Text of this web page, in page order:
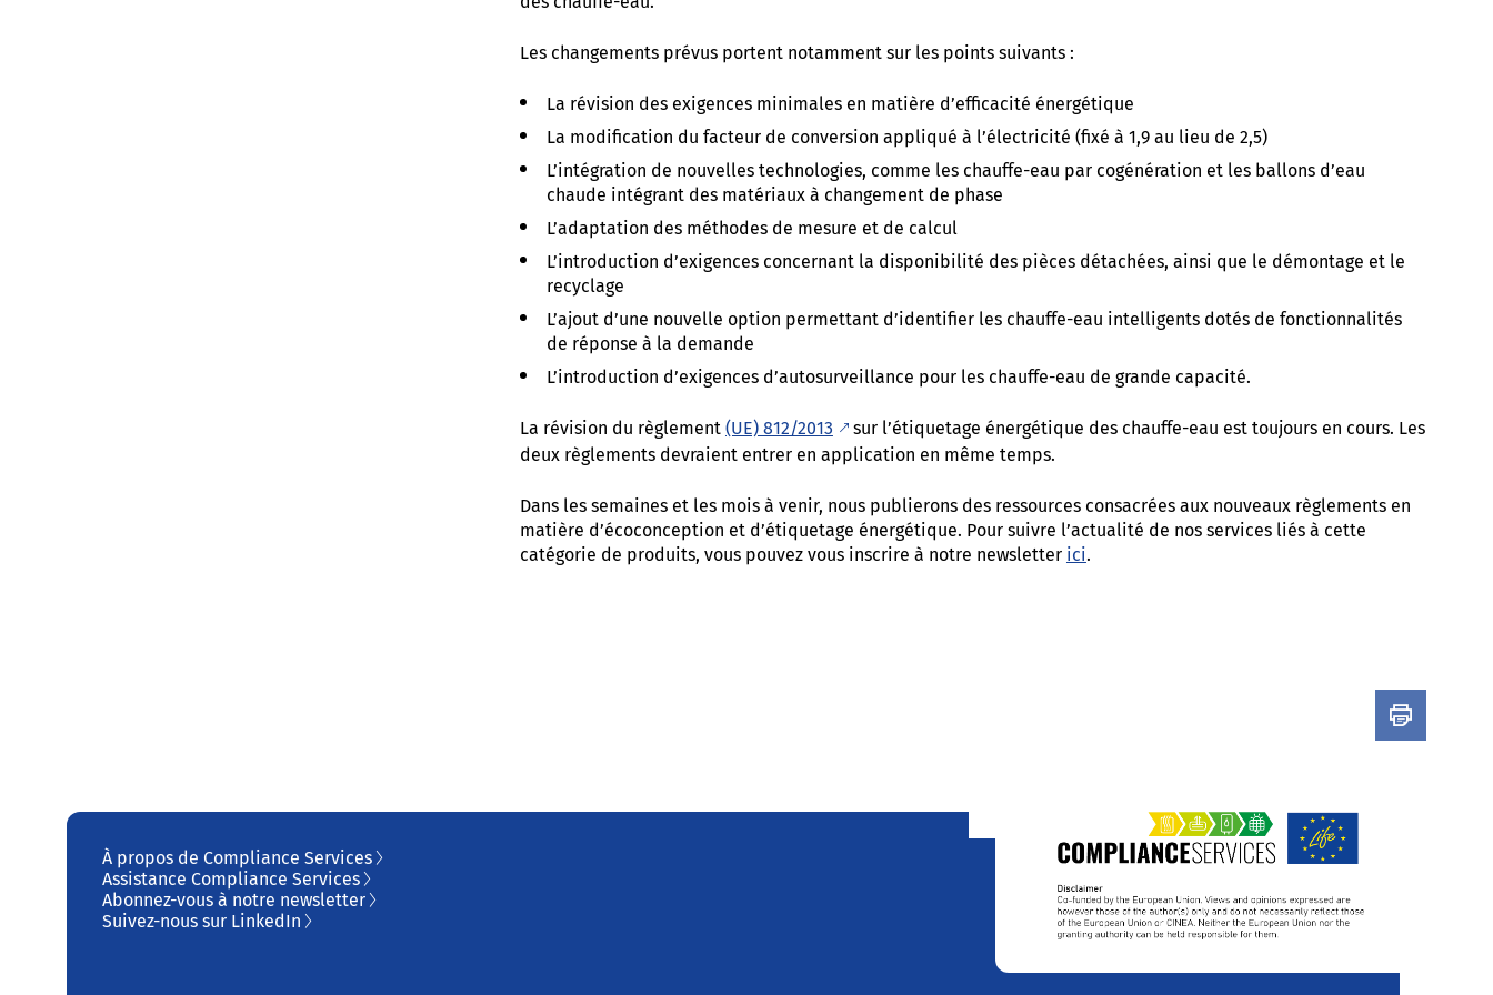
Les changements prévus portent notamment sur les points suivants :
La révision des exigences minimales en matière d’efficacité énergétique
La modification du facteur de conversion appliqué à l’électricité (fixé à 1,9 au lieu de 2,5)
L’intégration de nouvelles technologies, comme les chauffe-eau par cogénération et les ballons d’eau
chaude intégrant des matériaux à changement de phase
L’adaptation des méthodes de mesure et de calcul
L’introduction d’exigences concernant la disponibilité des pièces détachées, ainsi que le démontage et le
recyclage
L’ajout d’une nouvelle option permettant d’identifier les chauffe-eau intelligents dotés de fonctionnalités
de réponse à la demande
L’introduction d’exigences d’autosurveillance pour les chauffe-eau de grande capacité.
La révision du règlement (UE) 812/2013
sur l’étiquetage énergétique des chauffe-eau est toujours en cours. Les
deux règlements devraient entrer en application en même temps.
Dans les semaines et les mois à venir, nous publierons des ressources consacrées aux nouveaux règlements en
matière d’écoconception et d’étiquetage énergétique. Pour suivre l’actualité de nos services liés à cette
catégorie de produits, vous pouvez vous inscrire à notre newsletter ici.
À propos de Compliance Services
Assistance Compliance Services
Abonnez-vous à notre newsletter
Suivez-nous sur LinkedIn